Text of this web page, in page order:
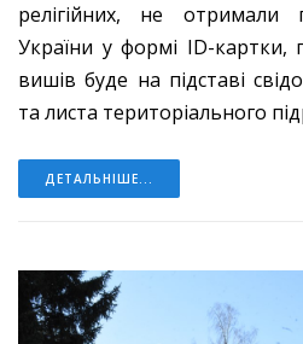
релігійних, не отримали
України у формі ID-картки,
вишів буде на підставі
та листа територіального
ДЕТАЛЬНІШЕ...